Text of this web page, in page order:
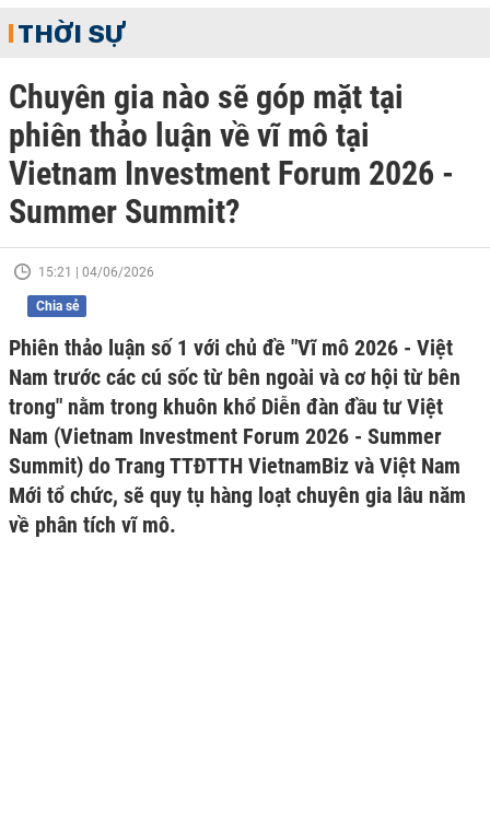
THỜI SỰ
Chuyên gia nào sẽ góp mặt tại
phiên thảo luận về vĩ mô tại
Vietnam Investment Forum 2026 -
Summer Summit?
15:21 | 04/06/2026
Chia sẻ
Phiên thảo luận số 1 với chủ đề "Vĩ mô 2026 - Việt
Nam trước các cú sốc từ bên ngoài và cơ hội từ bên
trong" nằm trong khuôn khổ Diễn đàn đầu tư Việt
Nam (Vietnam Investment Forum 2026 - Summer
Summit) do Trang TTĐTTH VietnamBiz và Việt Nam
Mới tổ chức, sẽ quy tụ hàng loạt chuyên gia lâu năm
về phân tích vĩ mô.